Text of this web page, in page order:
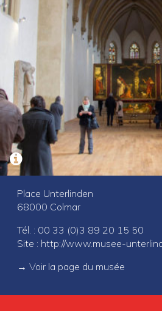
Place Unterlinden
68000 Colmar
Tél. : 00 33 (0)3 89 20 15 50
Site : http://www.musee-
→ Voir la page du musée